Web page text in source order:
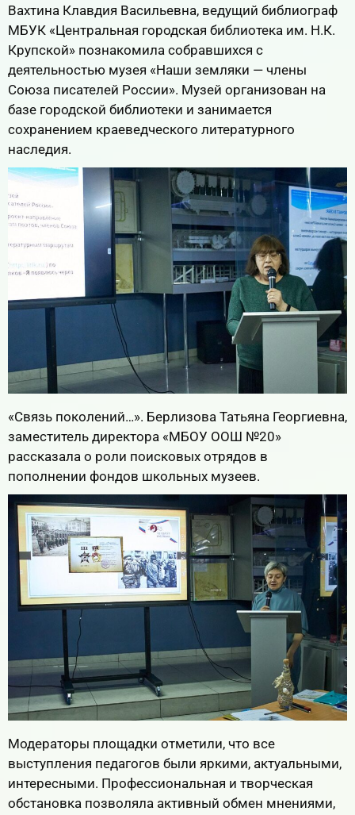
Вахтина Клавдия Васильевна, ведущий библиограф
МБУК «Центральная городская библиотека им. Н.К.
Крупской» познакомила собравшихся с
деятельностью музея «Наши земляки — члены
Союза писателей России». Музей организован на
базе городской библиотеки и занимается
сохранением краеведческого литературного
наследия.
«Связь поколений…». Берлизова Татьяна Георгиевна,
заместитель директора «МБОУ ООШ №20»
рассказала о роли поисковых отрядов в
пополнении фондов школьных музеев.
Модераторы площадки отметили, что все
выступления педагогов были яркими, актуальными,
интересными. Профессиональная и творческая
обстановка позволяла активный обмен мнениями,